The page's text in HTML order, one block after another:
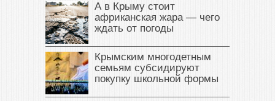
А в Крыму стоит
африканская жара — чего
ждать от погоды
Крымским многодетным
семьям субсидируют
покупку школьной формы